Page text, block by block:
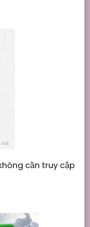
cần truy cập